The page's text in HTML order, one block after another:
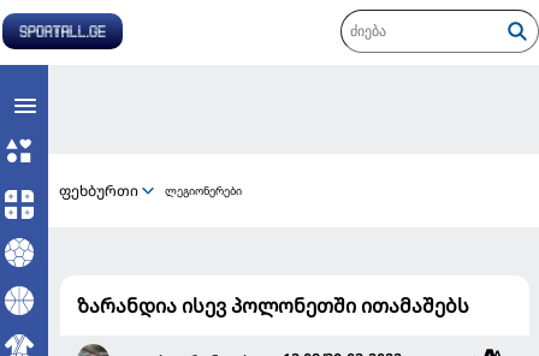
ფეხბურთი ლეგიონერები
ზარანდია ისევ პოლონეთში ითამაშებს